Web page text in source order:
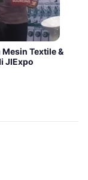
Textile &
JIExpo